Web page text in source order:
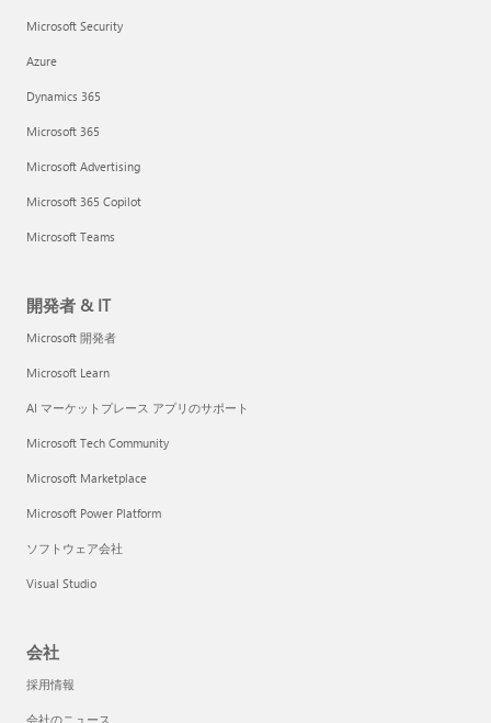
Microsoft Security
Azure
Dynamics 365
Microsoft 365
Microsoft Advertising
Microsoft 365 Copilot
Microsoft Teams
開発者 & IT
Microsoft 開発者
Microsoft Learn
AI マーケットプレース アプリのサポート
Microsoft Tech Community
Microsoft Marketplace
Microsoft Power Platform
ソフトウェア会社
Visual Studio
会社
採用情報
会社のニュース